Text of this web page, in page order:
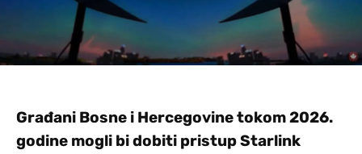
Građani Bosne i Hercegovine tokom 2026.
godine mogli bi dobiti pristup Starlink